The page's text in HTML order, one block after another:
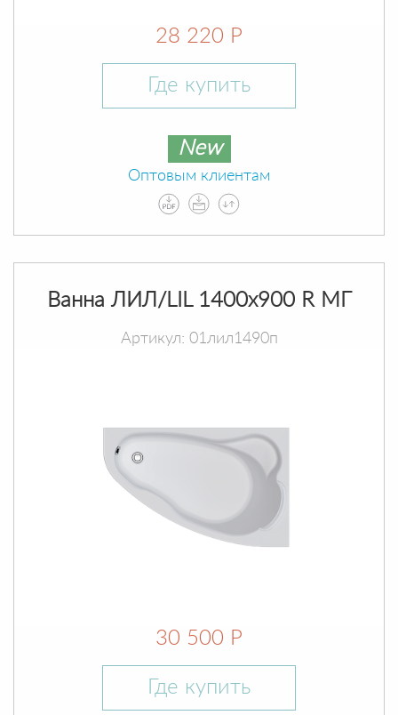
28 220 Р
Где купить
New
Оптовым клиентам
Ванна ЛИЛ/LIL 1400х900 R МГ
Артикул: 01лил1490п
30 500 Р
Где купить